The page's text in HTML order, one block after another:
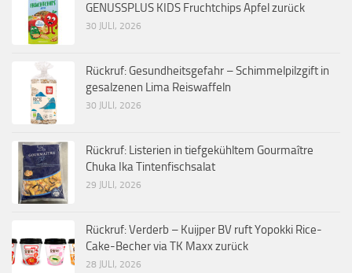
GENUSSPLUS KIDS Fruchtchips Apfel zurück
30 JULI, 2026
Rückruf: Gesundheitsgefahr – Schimmelpilzgift in
gesalzenen Lima Reiswaffeln
30 JULI, 2026
Rückruf: Listerien in tiefgekühltem Gourmaître
Chuka Ika Tintenfischsalat
29 JULI, 2026
Rückruf: Verderb – Kuijper BV ruft Yopokki Rice-
Cake-Becher via TK Maxx zurück
28 JULI, 2026